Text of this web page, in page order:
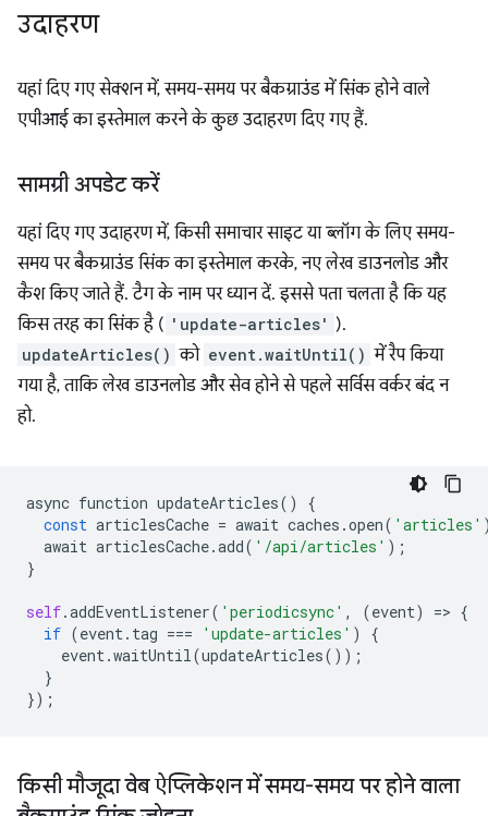
उदाहरण
यहां दिए गए सेक्शन में, समय-समय पर बैकग्राउंड में सिंक होने वाले
एपीआई का इस्तेमाल करने के कुछ उदाहरण दिए गए हैं.
सामग्री अपडेट करें
यहां दिए गए उदाहरण में, किसी समाचार साइट या ब्लॉग के लिए समय-
समय पर बैकग्राउंड सिंक का इस्तेमाल करके, नए लेख डाउनलोड और
कैश किए जाते हैं. टैग के नाम पर ध्यान दें. इससे पता चलता है कि यह
किस तरह का सिंक है ( 'update-articles' ).
updateArticles() को event.waitUntil() में रैप किया
गया है, ताकि लेख डाउनलोड और सेव होने से पहले सर्विस वर्कर बंद न
हो.
async function updateArticles()
{
const articlesCache = await caches .open( 'articles'
await articlesCache.add( '/api/articles' );
}
self.addEventListener( 'periodicsync' , (event) => {
if (event. tag === 'update-articles' )
{
event.waitUntil(updateArticles());
}
});
किसी मौजूदा वेब ऐप्लिकेशन में समय-समय पर होने वाला